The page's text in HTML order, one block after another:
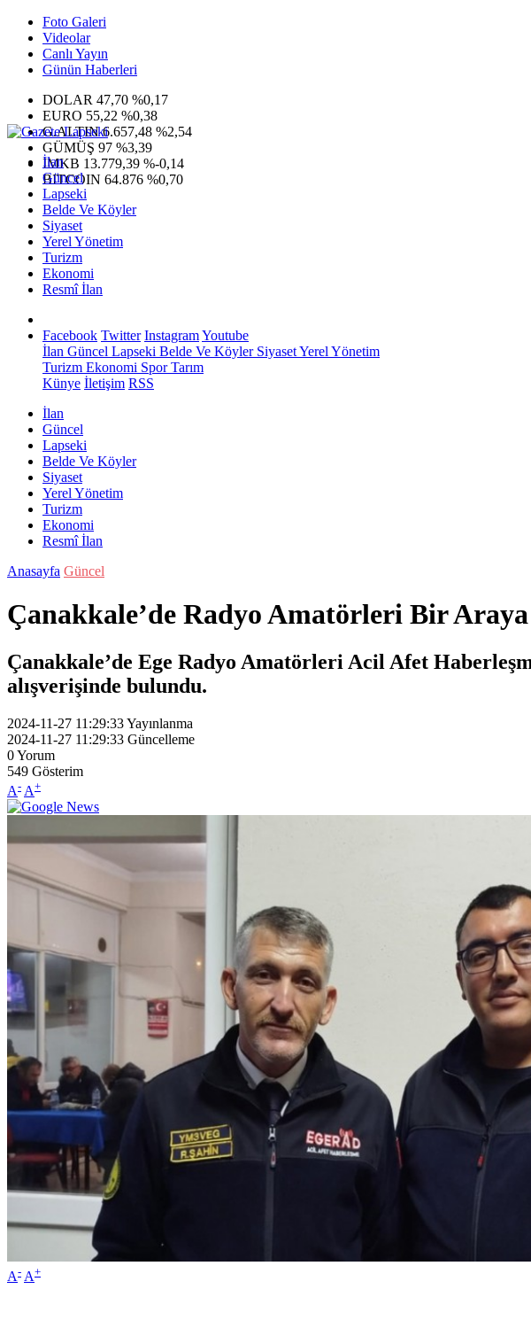
Foto Galeri
Videolar
Canlı Yayın
Günün Haberleri
DOLAR 47,70 %0,17
EURO 55,22 %0,38
G.ALTIN6.657,48 %2,54
GÜMÜŞ 97 %3,39
IMKB 13.779,39 %-0,14
BITCOIN 64.876 %0,70
İlan
Güncel
Lapseki
Belde Ve Köyler
Siyaset
Yerel Yönetim
Turizm
Ekonomi
Resmî İlan
Facebook Twitter InstagramYoutube
İlan Güncel Lapseki Belde Ve KöylerSiyasetYerel Yönetim
Turizm Ekonomi SporTarım
Künye İletişim RSS
İlan
Güncel
Lapseki
Belde Ve Köyler
Siyaset
Yerel Yönetim
Turizm
Ekonomi
Resmî İlan
Anasayfa Güncel
Çanakkale’de Radyo Amatörleri Bir
Çanakkale’de Ege Radyo Amatörleri Acil Afet
alışverişinde bulundu.
2024-11-27 11:29:33Yayınlanma
2024-11-27 11:29:33 Güncelleme
0Yorum
549 Gösterim
A- A+
A- A+